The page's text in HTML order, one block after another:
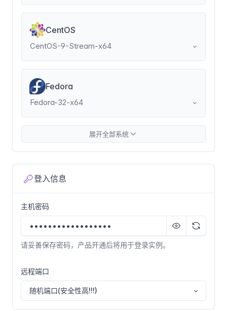
CentOS
CentOS-9-Stream-x64
Fedora
Fedora-32-x64
AlmaLinux-9.2-x64
展开全部系统
登入信息
主机密码
请妥善保存密码，产品开通后将用于登录实例。
远程端口
随机端口(安全性高!!!)